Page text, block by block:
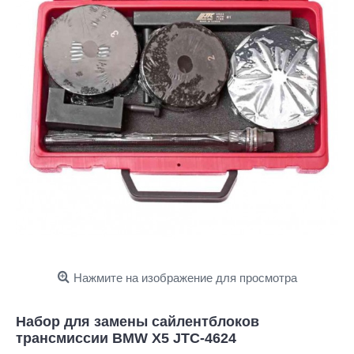
Нажмите на изображение для просмотра
Набор для замены сайлентблоков
трансмиссии BMW X5 JTC-4624